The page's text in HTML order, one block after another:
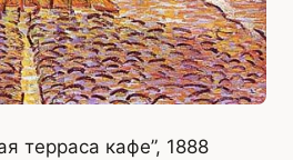
терраса кафе”, 1888